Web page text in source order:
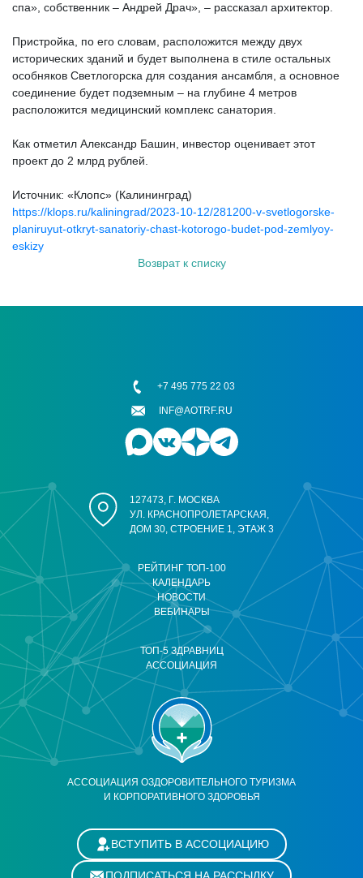
спа», собственник – Андрей Драч», – рассказал архитектор.
Пристройка, по его словам, расположится между двух
исторических зданий и будет выполнена в стиле остальных
особняков Светлогорска для создания ансамбля, а основное
соединение будет подземным – на глубине 4 метров
расположится медицинский комплекс санатория.
Как отметил Александр Башин, инвестор оценивает этот
проект до 2 млрд рублей.
Источник: «Клопс» (Калининград)
https://klops.ru/kaliningrad/2023-10-12/281200-v-svetlogorske-
planiruyut-otkryt-sanatoriy-chast-kotorogo-budet-pod-zemlyoy-
eskizy
Возврат к списку
АССОЦИАЦИЯ ОЗДОРОВИТЕЛЬНОГО ТУРИЗМА
И КОРПОРАТИВНОГО ЗДОРОВЬЯ
РЕЙТИНГ ТОП-100
КАЛЕНДАРЬ
НОВОСТИ
ВЕБИНАРЫ
ТОП-5 ЗДРАВНИЦ
АССОЦИАЦИЯ
127473, Г. МОСКВА
УЛ. КРАСНОПРОЛЕТАРСКАЯ,
ДОМ 30, СТРОЕНИЕ 1, ЭТАЖ 3
+7 495 775 22 03
INF@AOTRF.RU
ВСТУПИТЬ В АССОЦИАЦИЮ